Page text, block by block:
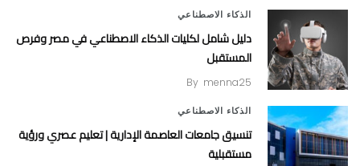
الذكاء الاصطناعي
دليل شامل لكليات الذكاء الاصطناعي في مصر وفرص
المستقبل
By menna25
الذكاء الاصطناعي
تنسيق جامعات العاصمة الإدارية | تعليم عصري ورؤية
مستقبلية